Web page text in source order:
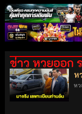
ข่าว หวยออก
ห
ห